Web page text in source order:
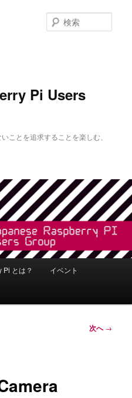
Pi Users
ことを追求することを楽しむ、
索
Pi とは？ イベント
次へ→